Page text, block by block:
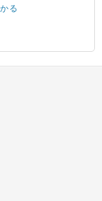
る